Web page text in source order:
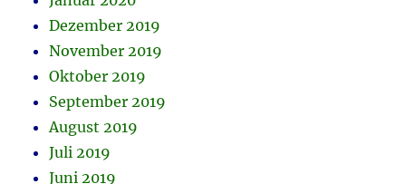
Dezember 2019
November 2019
Oktober 2019
September 2019
August 2019
Juli 2019
Juni 2019